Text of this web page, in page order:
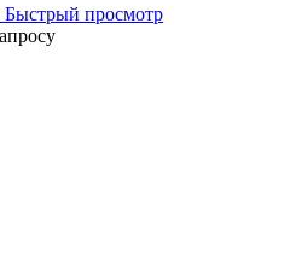
Быстрый просмотр